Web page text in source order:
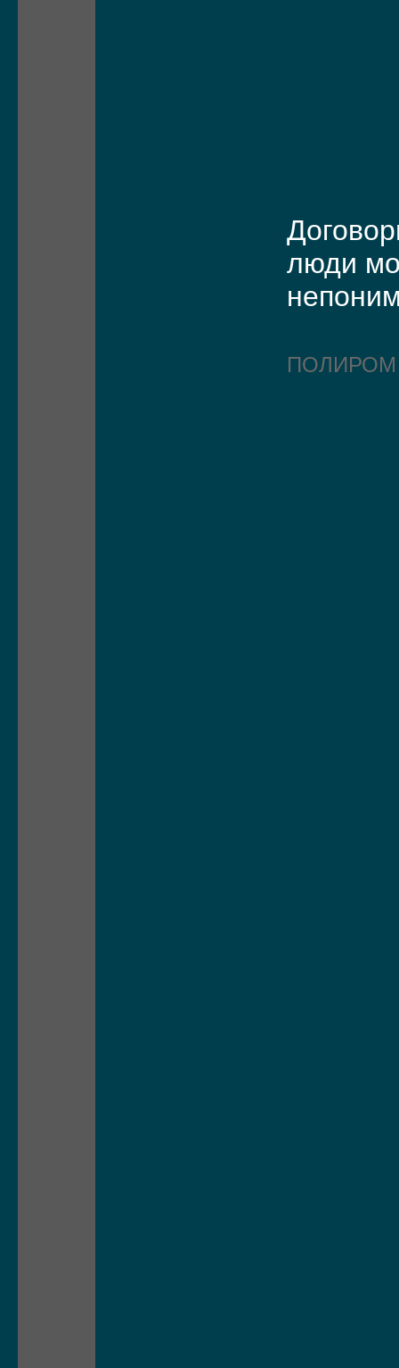
люди